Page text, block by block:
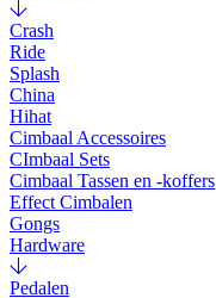
Crash
Ride
Splash
China
Hihat
Cimbaal Accessoires
CImbaal Sets
Cimbaal Tassen en -koffers
Effect Cimbalen
Gongs
Hardware
Pedalen